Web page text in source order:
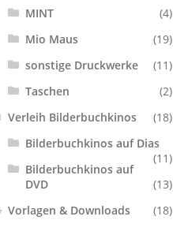
MINT
(4)
Mio Maus
(19)
sonstige Druckwerke
(11)
Taschen
(2)
Verleih Bilderbuchkinos
(18)
Bilderbuchkinos auf Dias
(11)
Bilderbuchkinos auf
DVD
(13)
Vorlagen & Downloads
(18)